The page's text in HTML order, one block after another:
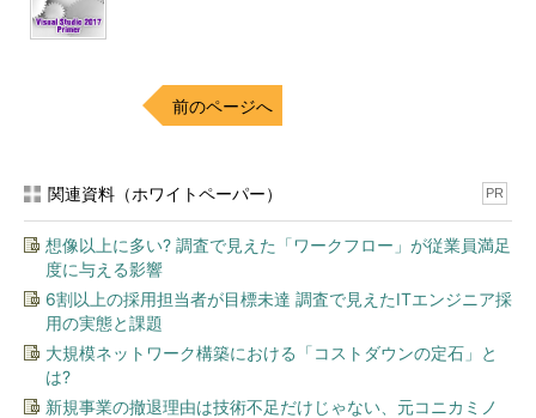
前のページへ
関連資料（ホワイトペーパー） PR
想像以上に多い? 調査で見えた「ワークフロー」が従業員満足
度に与える影響
6割以上の採用担当者が目標未達 調査で見えたITエンジニア採
用の実態と課題
大規模ネットワーク構築における「コストダウンの定石」と
は?
新規事業の撤退理由は技術不足だけじゃない、元コニカミノ